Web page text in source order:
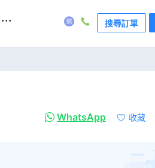
... 搜尋訂單
WhatsApp 收藏